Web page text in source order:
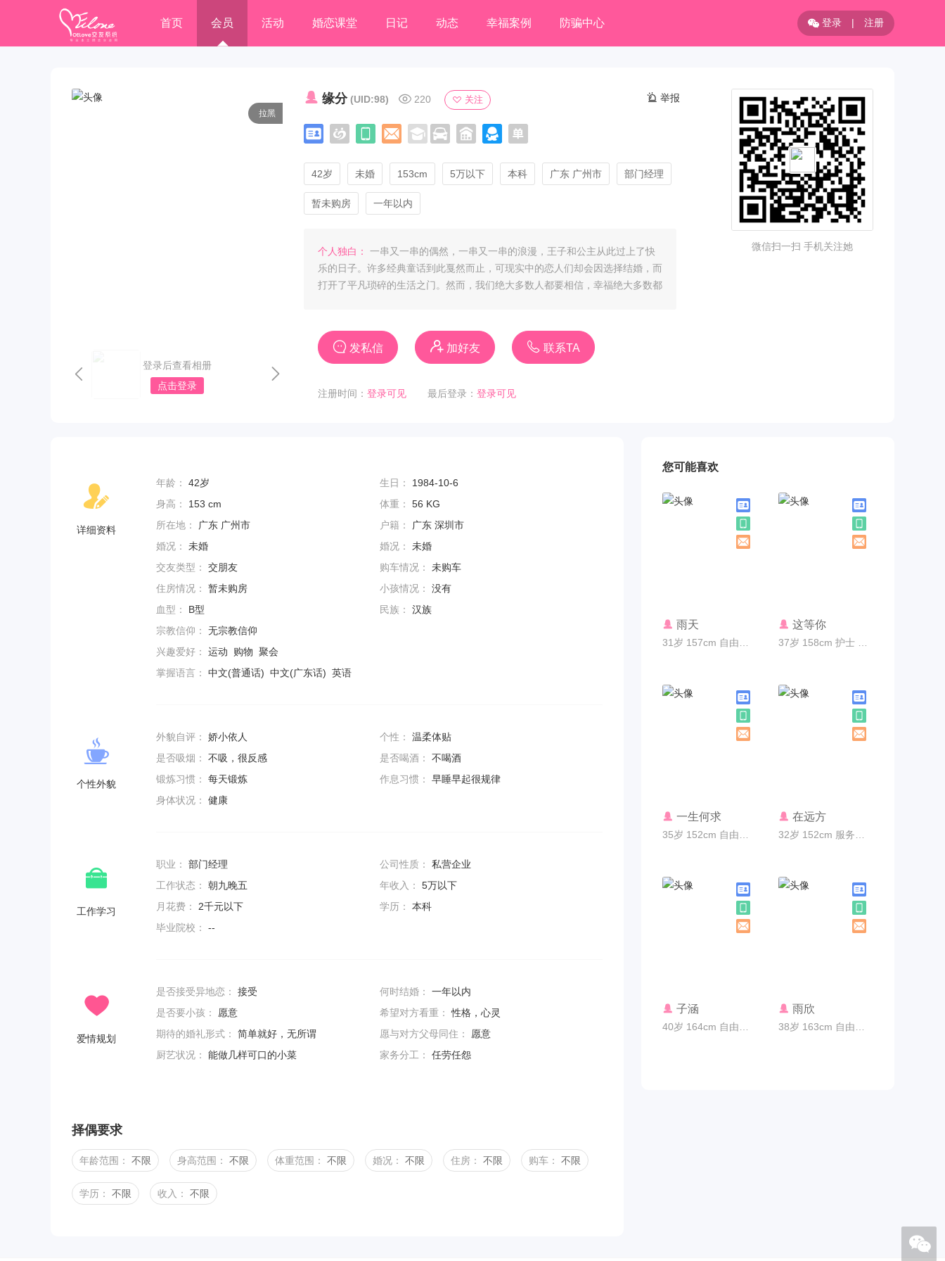
首页 会员 活动 婚恋课堂 日记 动态 幸福案例 防骗中心 登录 | 注册
拉黑
登录后查看相册
点击登录
缘分 (UID:98) 220 关注 举报
42岁 未婚 153cm 5万以下 本科 广东 广州市 部门经理
暂未购房 一年以内
个人独白：
一串又一串的偶然，一串又一串的浪漫，王子和公主从此过上了快
乐的日子。许多经典童话到此戛然而止，可现实中的恋人们却会因选择结婚，而
打开了平凡琐碎的生活之门。然而，我们绝大多数人都要相信，幸福绝大多数都
发私信 加好友 联系TA
注册时间： 登录可见 最后登录： 登录可见
微信扫一扫 手机关注她
详细资料
年龄： 42岁 生日：
1984-10-6
身高：
153 cm 体重：
56 KG
所在地：
广东 广州市 户籍：
广东 深圳市
婚况：
未婚 婚况：
未婚
交友类型：
交朋友 购车情况：
未购车
住房情况：
暂未购房 小孩情况：
没有
血型：
B型 民族：
汉族
宗教信仰：
无宗教信仰
兴趣爱好：
运动 购物 聚会
掌握语言：
中文(普通话) 中文(广东话) 英语
个性外貌
外貌自评： 娇小依人 个性：
温柔体贴
是否吸烟：
不吸，很反感 是否喝酒：
不喝酒
锻炼习惯：
每天锻炼 作息习惯：
早睡早起很规律
身体状况：
健康
工作学习
职业： 部门经理 公司性质：
私营企业
工作状态：
朝九晚五 年收入：
5万以下
月花费：
2千元以下 学历：
本科
毕业院校：
--
爱情规划
是否接受异地恋： 接受 何时结婚：
一年以内
是否要小孩：
愿意 希望对方看重： 性格，心灵
期待的婚礼形式：
简单就好，无所谓 愿与对方父母同住：
愿意
厨艺状况：
能做几样可口的小菜 家务分工： 任劳任怨
择偶要求
年龄范围： 不限 身高范围： 不限 体重范围： 不限 婚况： 不限 住房： 不限 购车： 不限
学历： 不限 收入： 不限
您可能喜欢
联系TA
雨天 联系TA
这等你
联系TA
一生何求 联系TA
在远方
联系TA
子涵 联系TA
雨欣